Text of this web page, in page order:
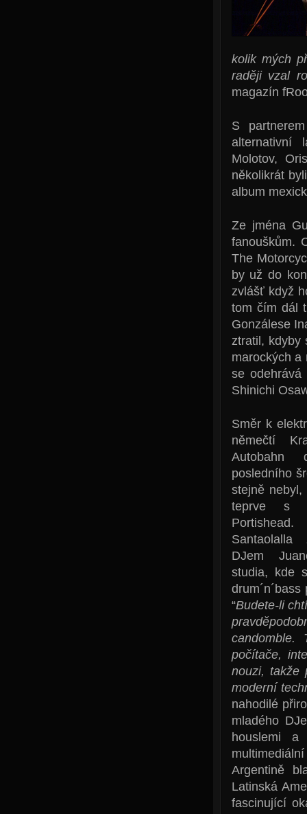
kolik mých
raději vzal
magazín
S
alternativní
Molotov,
několikrát
album
Ze jména
fanouškům.
The
by už do
zvlášť když
tom čím dál
Gonzálese
ztratil, kdyby
marockých
se
Shinichi
Směr k
němečtí
Autobahn
posledního
stejně
teprve s
DJem
studia, kde
“Budete-li
candomble.
počítače,
nouzi, takže
moderní
nahodilé
mladého
houslemi a
Argentině
Latinská
fascinující